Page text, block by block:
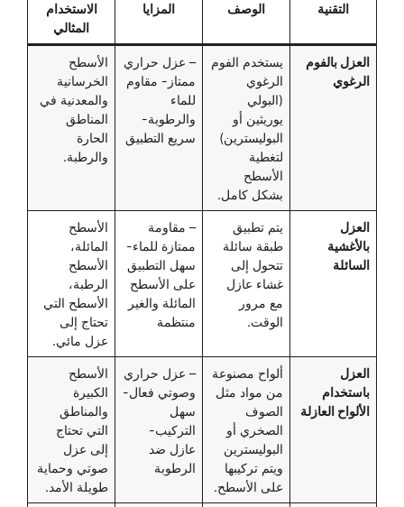
التقنية الوصف المزايا
الاستخدام
المثالي
العزل بالفوم
الرغوي
يستخدم الفوم
الرغوي
(البولي
يوريثين أو
البوليسترين)
لتغطية
الأسطح
بشكل كامل.
– عزل حراري
ممتاز- مقاوم
للماء
والرطوبة-
سريع التطبيق
الأسطح
الخرسانية
والمعدنية في
المناطق
الحارة
والرطبة.
العزل
بالأغشية
السائلة
يتم تطبيق
طبقة سائلة
تتحول إلى
غشاء عازل
مع مرور
الوقت.
– مقاومة
ممتازة للماء-
سهل التطبيق
على الأسطح
المائلة والغير
منتظمة
الأسطح
المائلة،
الأسطح
الرطبة،
الأسطح التي
تحتاج إلى
عزل مائي.
العزل
باستخدام
الألواح العازلة
ألواح مصنوعة
من مواد مثل
الصوف
الصخري أو
البوليسترين
ويتم تركيبها
على الأسطح.
– عزل حراري
وصوتي فعال-
سهل
التركيب-
عازل ضد
الرطوبة
الأسطح
الكبيرة
والمناطق
التي تحتاج
إلى عزل
صوتي وحماية
طويلة الأمد.